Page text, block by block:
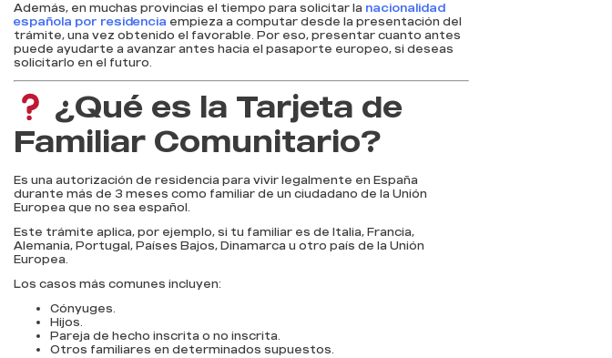
Además, en muchas provincias el tiempo para solicitar la nacionalidad
española por residencia empieza a computar desde la presentación del
trámite, una vez obtenido el favorable. Por eso, presentar cuanto antes
puede ayudarte a avanzar antes hacia el pasaporte europeo, si deseas
solicitarlo en el futuro.
¿Qué es la Tarjeta de
Familiar Comunitario?
Es una autorización de residencia para vivir legalmente en España
durante más de 3 meses como familiar de un ciudadano de la Unión
Europea que no sea español.
Este trámite aplica, por ejemplo, si tu familiar es de Italia, Francia,
Alemania, Portugal, Países Bajos, Dinamarca u otro país de la Unión
Europea.
Los casos más comunes incluyen:
Cónyuges.
Hijos.
Pareja de hecho inscrita o no inscrita.
Otros familiares en determinados supuestos.